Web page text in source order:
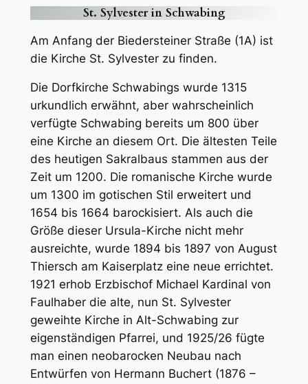
St. Sylvester in Schwabing
Am Anfang der Biedersteiner Straße (1A) ist
die Kirche St. Sylvester zu finden.
Die Dorfkirche Schwabings wurde 1315
urkundlich erwähnt, aber wahrscheinlich
verfügte Schwabing bereits um 800 über
eine Kirche an diesem Ort. Die ältesten Teile
des heutigen Sakralbaus stammen aus der
Zeit um 1200. Die romanische Kirche wurde
um 1300 im gotischen Stil erweitert und
1654 bis 1664 barockisiert. Als auch die
Größe dieser Ursula-Kirche nicht mehr
ausreichte, wurde 1894 bis 1897 von August
Thiersch am Kaiserplatz eine neue errichtet.
1921 erhob Erzbischof Michael Kardinal von
Faulhaber die alte, nun St. Sylvester
geweihte Kirche in Alt-Schwabing zur
eigenständigen Pfarrei, und 1925/26 fügte
man einen neobarocken Neubau nach
Entwürfen von Hermann Buchert (1876 –